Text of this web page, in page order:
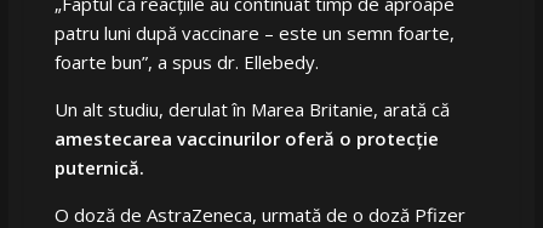
patru luni după vaccinare – este un semn foarte,
foarte bun”, a spus dr. Ellebedy.
Un alt studiu, derulat în Marea Britanie, arată că
amestecarea vaccinurilor oferă o protecție
puternică.
O doză de AstraZeneca, urmată de o doză Pfizer